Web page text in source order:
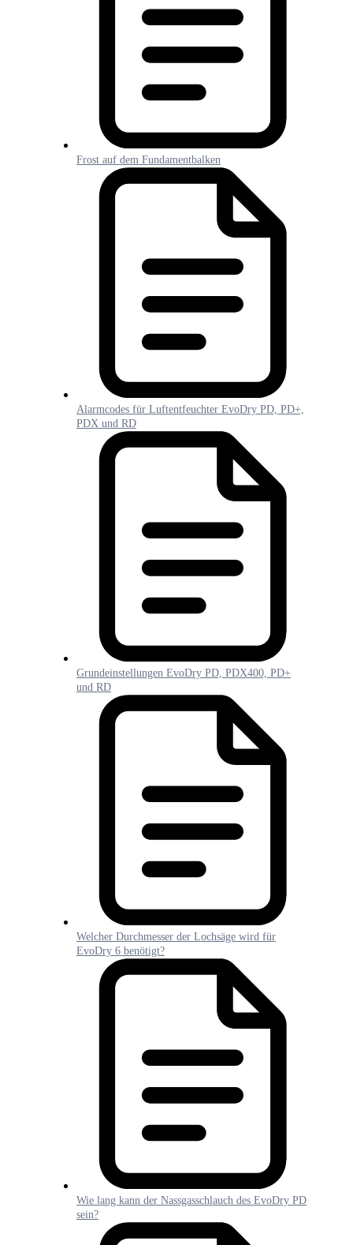
Frost auf dem Fundamentbalken
Alarmcodes für Luftentfeuchter EvoDry PD, PD+,
PDX und RD
Grundeinstellungen EvoDry PD, PDX400, PD+
und RD
Welcher Durchmesser der Lochsäge wird für
EvoDry 6 benötigt?
Wie lang kann der Nassgasschlauch des EvoDry PD
sein?